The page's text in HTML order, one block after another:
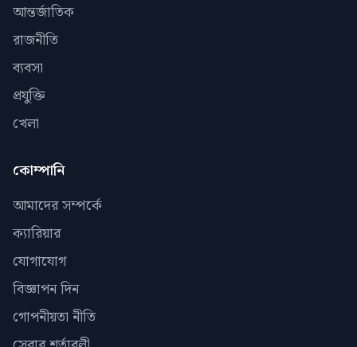
আন্তর্জাতিক
রাজনীতি
ব্যবসা
প্রযুক্তি
খেলা
কোম্পানি
আমাদের সম্পর্কে
ক্যারিয়ার
যোগাযোগ
বিজ্ঞাপন দিন
গোপনীয়তা নীতি